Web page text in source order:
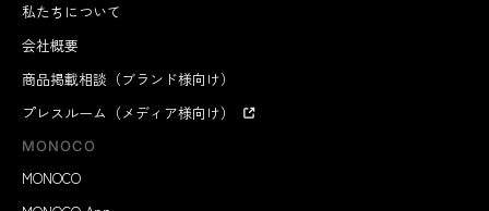
私たちについて
会社概要
商品掲載相談（ブランド様向け）
プレスルーム（メディア様向け）
MONOCO
MONOCO